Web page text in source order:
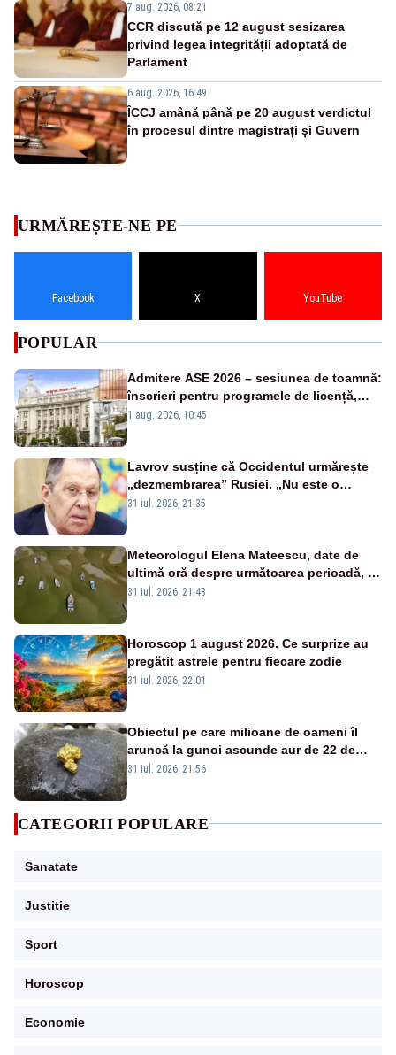
7 aug. 2026, 08:21
CCR discută pe 12 august sesizarea
privind legea integrității adoptată de
Parlament
6 aug. 2026, 16:49
ÎCCJ amână până pe 20 august verdictul
în procesul dintre magistrați și Guvern
URMĂREȘTE-NE PE
Facebook X YouTube
POPULAR
Admitere ASE 2026 – sesiunea de toamnă:
înscrieri pentru programele de licență,
masterat și doctorat
1 aug. 2026, 10:45
Lavrov susține că Occidentul urmărește
„dezmembrarea” Rusiei. „Nu este o
glumă, s-a unit împotriva noastră”
31 iul. 2026, 21:35
Meteorologul Elena Mateescu, date de
ultimă oră despre următoarea perioadă, în
contextul alertei energetice provocate de
31 iul. 2026, 21:48
Horoscop 1 august 2026. Ce surprize au
pregătit astrele pentru fiecare zodie
31 iul. 2026, 22:01
Obiectul pe care milioane de oameni îl
aruncă la gunoi ascunde aur de 22 de
carate. Descoperirea făcută de cercetători
31 iul. 2026, 21:56
CATEGORII POPULARE
Sanatate
Justitie
Sport
Horoscop
Economie